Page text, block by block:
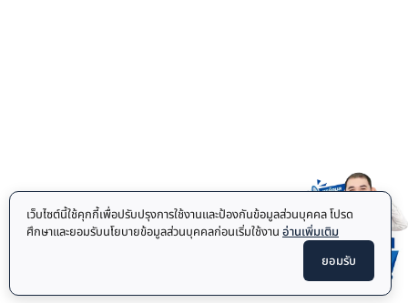
เว็บไซต์นี้ใช้คุกกี้เพื่อปรับปรุงการใช้งานและป้องกันข้อมูลส่วนบุคคล โปรด
ศึกษาและยอมรับนโยบายข้อมูลส่วนบุคคลก่อนเริ่มใช้งาน อ่านเพิ่มเติม
ยอมรับ